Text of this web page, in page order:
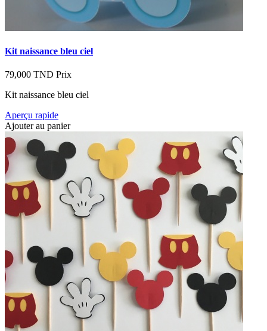
Kit naissance bleu ciel
79,000 TND Prix
Kit naissance bleu ciel
Aperçu rapide
Ajouter au panier